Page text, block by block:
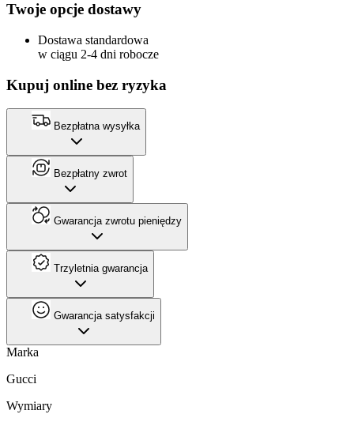
Twoje opcje dostawy
Dostawa standardowa
w ciągu 2-4 dni robocze
Kupuj online bez ryzyka
Bezpłatna wysyłka
Bezpłatny zwrot
Gwarancja zwrotu pieniędzy
Trzyletnia gwarancja
Gwarancja satysfakcji
Marka
Gucci
Wymiary